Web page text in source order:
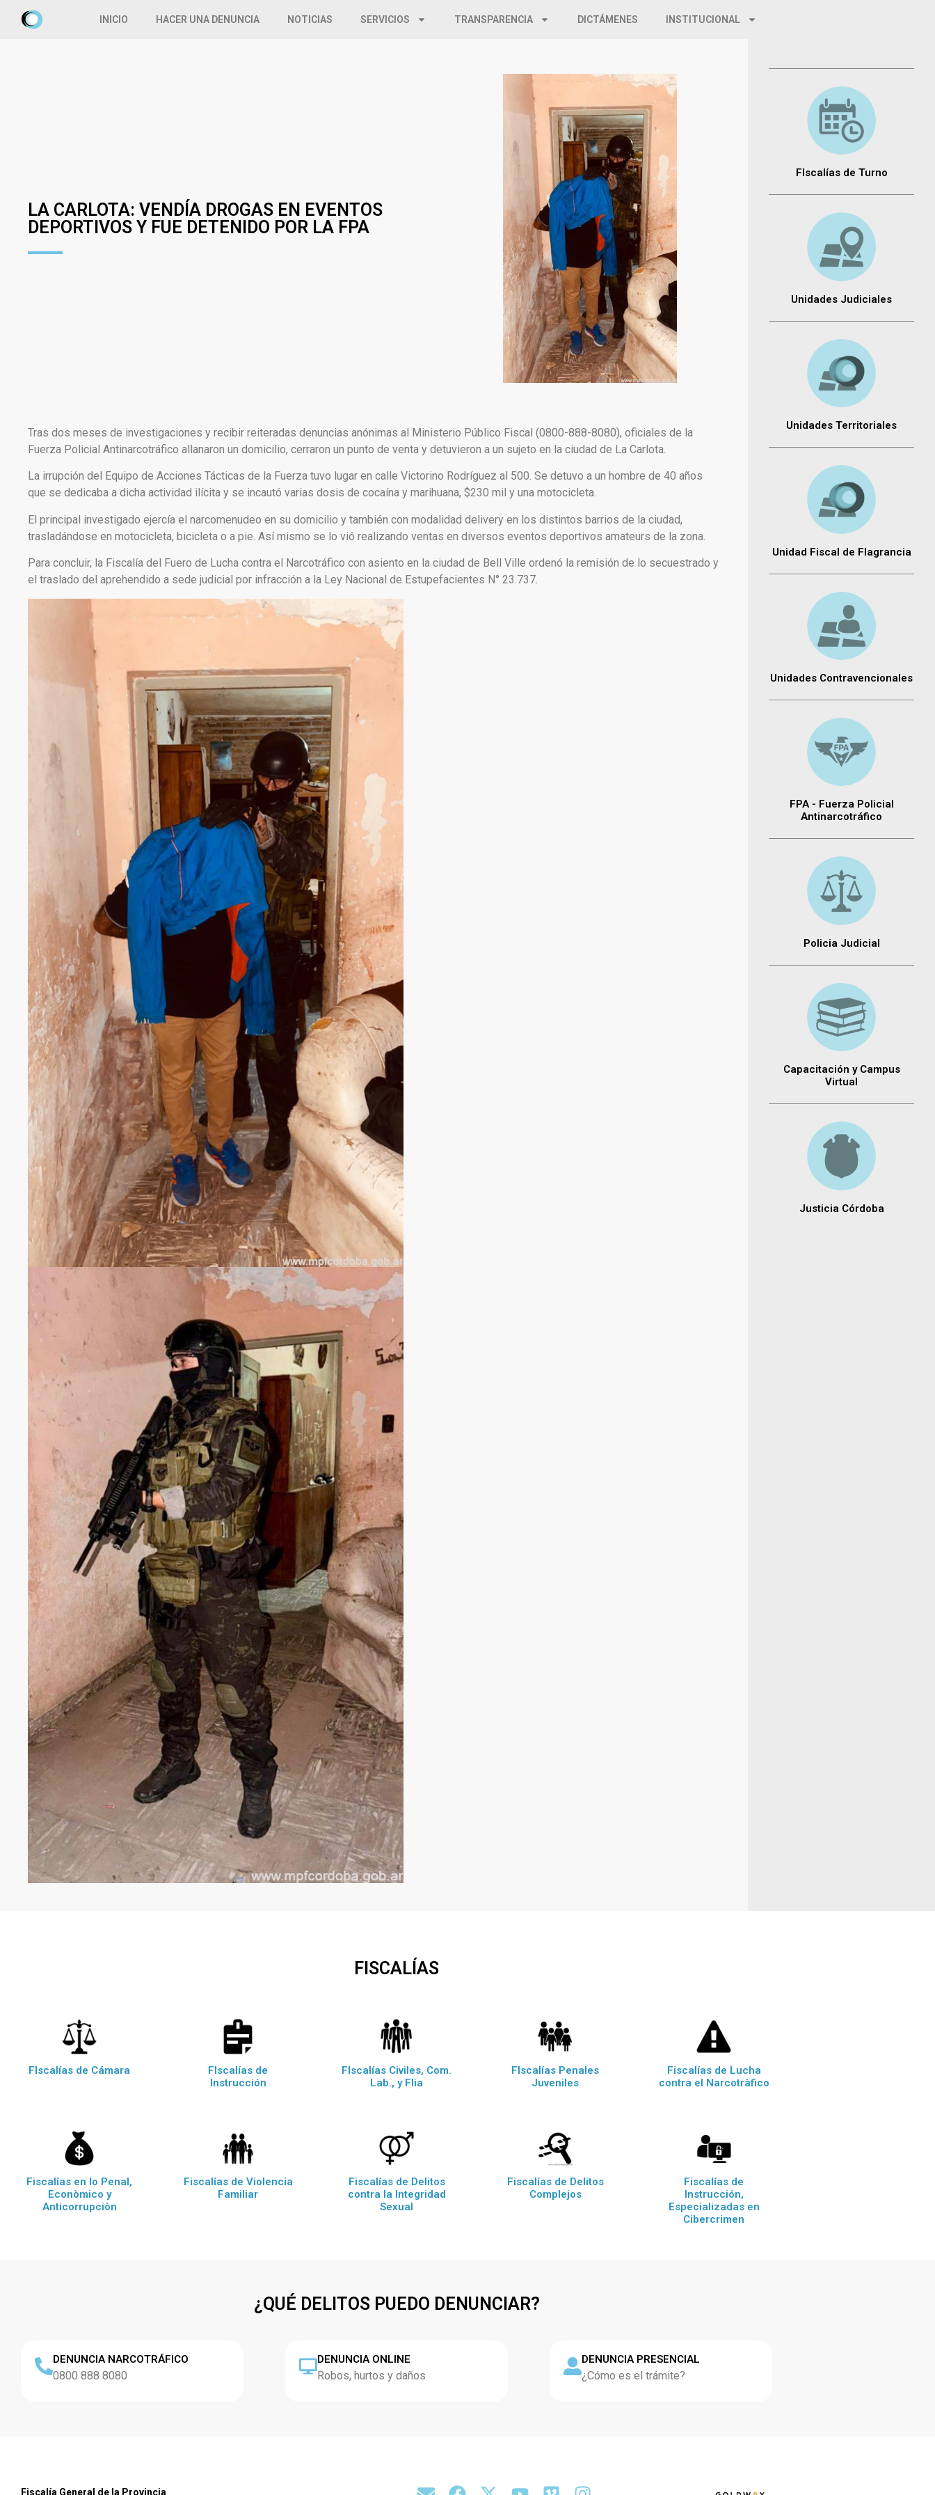
INICIO HACER UNA DENUNCIA NOTICIAS SERVICIOS TRANSPARENCIA DICTÁMENES INSTITUCIONAL
LA CARLOTA: VENDÍA DROGAS EN EVENTOS
DEPORTIVOS Y FUE DETENIDO POR LA FPA
Tras dos meses de investigaciones y recibir reiteradas denuncias anónimas al Ministerio Público Fiscal (0800-888-8080), oficiales de la
Fuerza Policial Antinarcotráfico allanaron un domicilio, cerraron un punto de venta y detuvieron a un sujeto en la ciudad de La Carlota.
La irrupción del Equipo de Acciones Tácticas de la Fuerza tuvo lugar en calle Victorino Rodríguez al 500. Se detuvo a un hombre de 40 años
que se dedicaba a dicha actividad ilícita y se incautó varias dosis de cocaína y marihuana, $230 mil y una motocicleta.
El principal investigado ejercía el narcomenudeo en su domicilio y también con modalidad delivery en los distintos barrios de la ciudad,
trasladándose en motocicleta, bicicleta o a pie. Así mismo se lo vió realizando ventas en diversos eventos deportivos amateurs de la zona.
Para concluir, la Fiscalía del Fuero de Lucha contra el Narcotráfico con asiento en la ciudad de Bell Ville ordenó la remisión de lo secuestrado y
el traslado del aprehendido a sede judicial por infracción a la Ley Nacional de Estupefacientes N° 23.737.
FIscalías de Turno
Unidades Judiciales
Unidades Territoriales
Unidad Fiscal de Flagrancia
Unidades Contravencionales
FPA - Fuerza Policial
Antinarcotráfico
Policia Judicial
Capacitación y Campus
Virtual
Justicia Córdoba
FISCALÍAS
FIscalías de Cámara
FIscalías de
Instrucción
FIscalías Civiles, Com.
Lab., y Flia
FIscalías Penales
Juveniles
Fiscalías de Lucha
contra el Narcotràfico
Fiscalías en lo Penal,
Econòmico y
Anticorrupciòn
Fiscalías de Violencia
Familiar
Fiscalías de Delitos
contra la Integridad
Sexual
Fiscalías de Delitos
Complejos
Fiscalías de
Instrucción,
Especializadas en
Cibercrimen
¿QUÉ DELITOS PUEDO DENUNCIAR?
DENUNCIA NARCOTRÁFICO
0800 888 8080
DENUNCIA ONLINE
Robos, hurtos y daños
DENUNCIA PRESENCIAL
¿Cómo es el trámite?
Fiscalía General de la Provincia